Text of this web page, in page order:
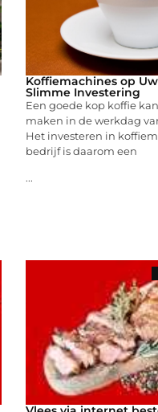
Koffiemachines op
Slimme Investering
Een goede kop koffie
maken in de werkdag
Het investeren in
bedrijf is daarom een
...